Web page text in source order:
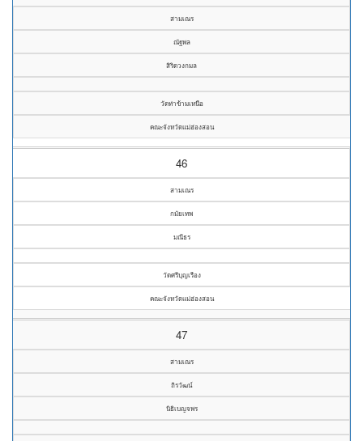
สามเณร
ณัฐพล
สิริดวงกมล
วัดท่าข้ามเหนือ
คณะจังหวัดแม่ฮ่องสอน
46
สามเณร
กมัยเทพ
มณีธร
วัดศรีบุญเรือง
คณะจังหวัดแม่ฮ่องสอน
47
สามเณร
ถิรวัฒน์
นิธิเบญจพร